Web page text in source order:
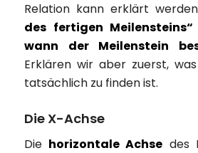
Relation kann erklärt
des fertigen Meilensteins“
wann der Meilenstein
Erklären wir aber zuerst,
tatsächlich zu finden ist.
Die X-Achse
Die horizontale Achse des